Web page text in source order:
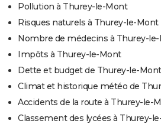
Pollution à Thurey-le-Mont
Risques naturels à Thurey-le-Mont
Nombre de médecins à Thurey-
Impôts à Thurey-le-Mont
Dette et budget de Thurey-le-Mont
Climat et historique météo de
Accidents de la route à Thurey-le-
Classement des lycées à Thurey-